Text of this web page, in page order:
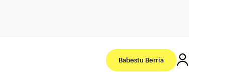
Babestu Berria